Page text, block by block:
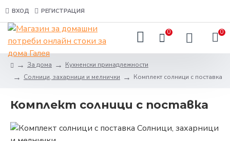
ВХОД РЕГИСТРАЦИЯ
0 0
За дома
Кухненски принадлежности
Солници, захарници и мелнички
Комплект солници с поставка
Комплект солници с поставка